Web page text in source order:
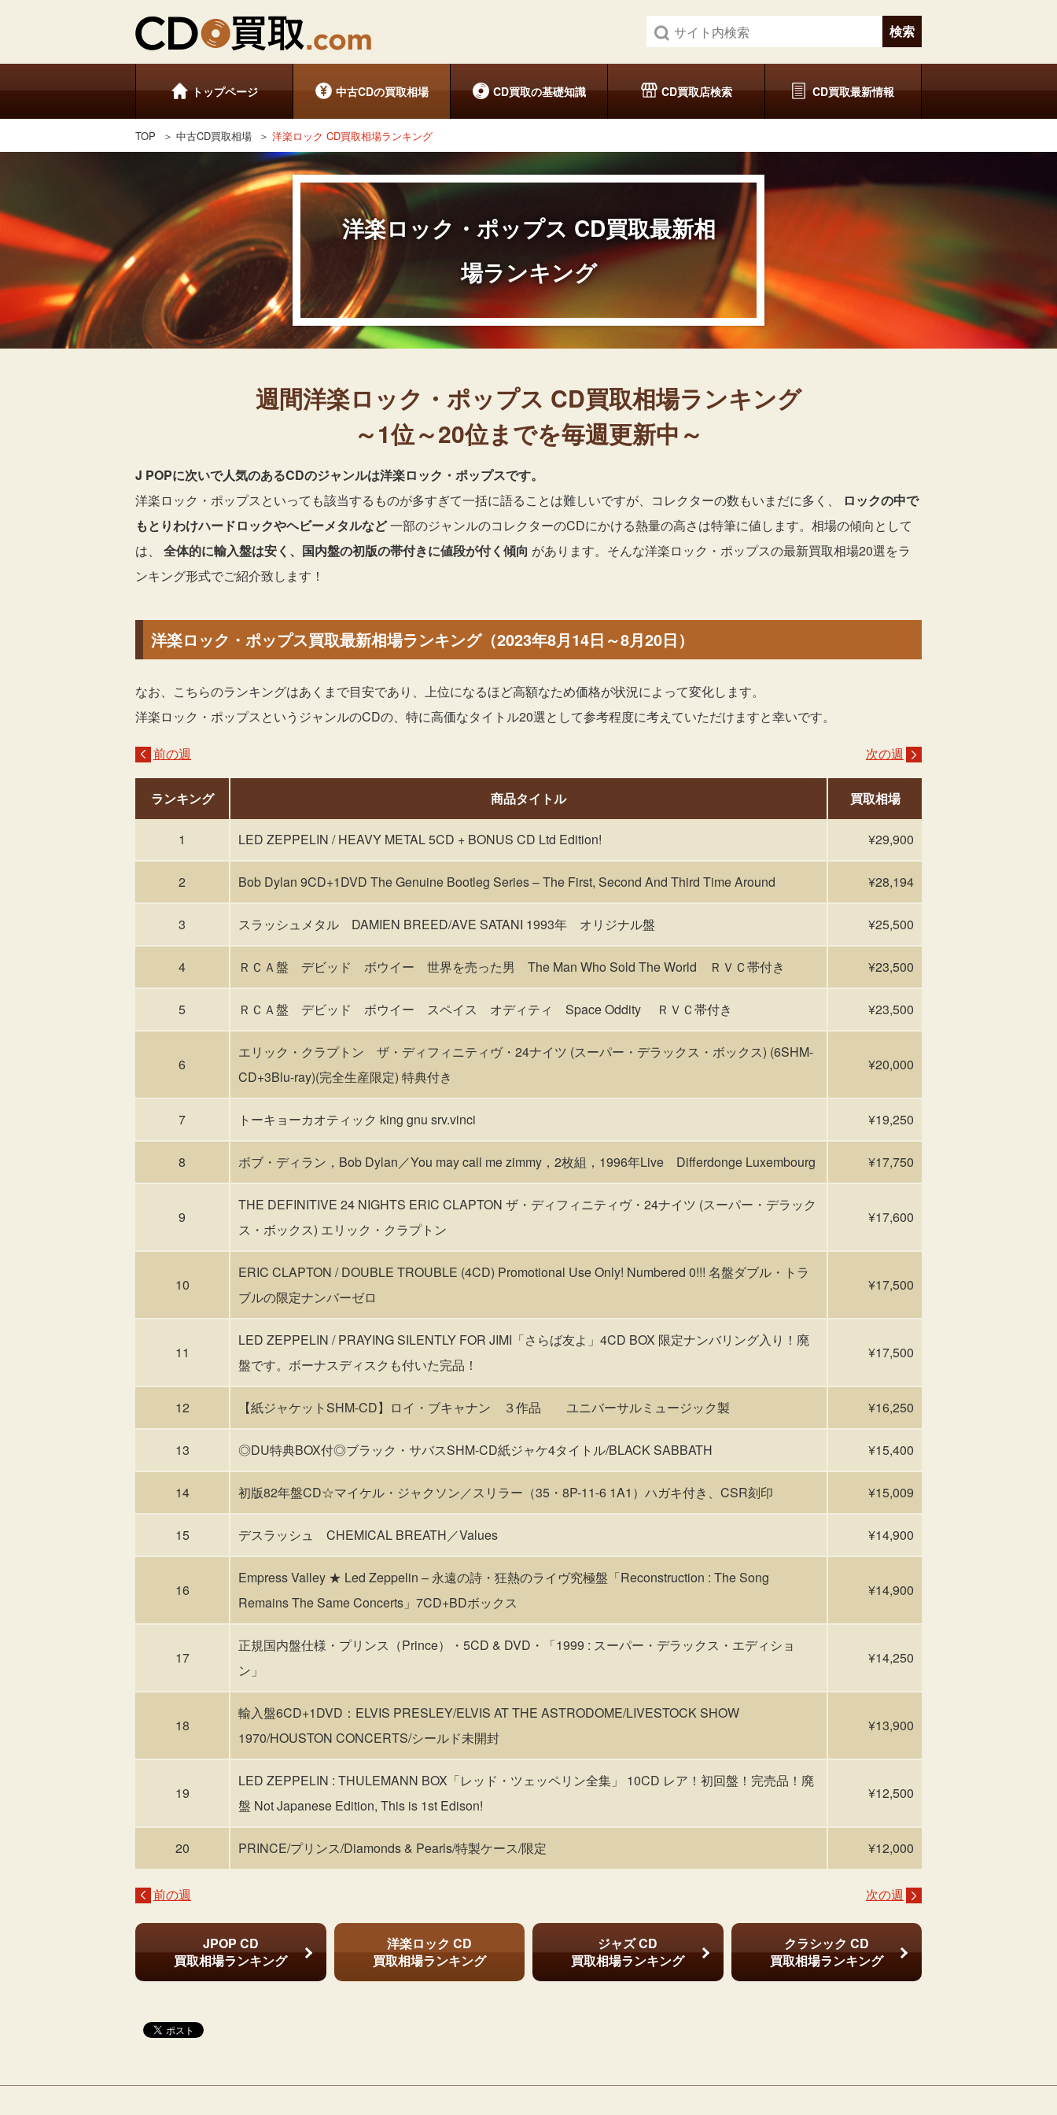
トップページ 中古CDの買取相場 CD買取の基礎知識 CD買取店検索 CD買取最新情報
TOP 中古CD買取相場 洋楽ロック CD買取相場ランキング
洋楽ロック・ポップス CD買取最新相
場ランキング
週間洋楽ロック・ポップス CD買取相場ランキング
～1位～20位までを毎週更新中～
J POPに次いで人気のあるCDのジャンルは洋楽ロック・ポップスです。
洋楽ロック・ポップスといっても該当するものが多すぎて一括に語ることは難しいですが、コレクターの数もいまだに多く、
ロックの中で
もとりわけハードロックやヘビーメタルなど一部のジャンルのコレクターのCDにかける熱量の高さは特筆に値します。相場の傾向として
は、
全体的に輸入盤は安く、国内盤の初版の帯付きに値段が付く傾向 があります。そんな洋楽ロック・ポップスの最新買取相場20選をラ
ンキング形式でご紹介致します！
洋楽ロック・ポップス買取最新相場ランキング（2023年8月14日～8月20日）
なお、こちらのランキングはあくまで目安であり、上位になるほど高額なため価格が状況によって変化します。
洋楽ロック・ポップスというジャンルのCDの、特に高価なタイトル20選として参考程度に考えていただけますと幸いです。
前の週 次の週
ランキング 商品タイトル 買取相場
1 LED ZEPPELIN / HEAVY METAL 5CD + BONUS CD Ltd Edition! ¥29,900
2 Bob Dylan 9CD+1DVD The Genuine Bootleg Series – The First, Second And Third Time Around ¥28,194
3 スラッシュメタル DAMIEN BREED/AVE SATANI 1993年 オリジナル盤 ¥25,500
4 ＲＣＡ盤 デビッド ボウイー 世界を売った男 The Man Who Sold The World ＲＶＣ帯付き ¥23,500
5 ＲＣＡ盤 デビッド ボウイー スペイス オディティ Space Oddity ＲＶＣ帯付き ¥23,500
6
エリック・クラプトン ザ・ディフィニティヴ・24ナイツ (スーパー・デラックス・ボックス) (6SHM-
CD+3Blu-ray)(完全生産限定) 特典付き
¥20,000
7 トーキョーカオティック king gnu srv.vinci ¥19,250
8 ボブ・ディラン，Bob Dylan／You may call me zimmy，2枚組，1996年Live Differdonge Luxembourg ¥17,750
9
THE DEFINITIVE 24 NIGHTS ERIC CLAPTON ザ・ディフィニティヴ・24ナイツ (スーパー・デラック
ス・ボックス) エリック・クラプトン
¥17,600
10
ERIC CLAPTON / DOUBLE TROUBLE (4CD) Promotional Use Only! Numbered 0!!! 名盤ダブル・トラ
ブルの限定ナンバーゼロ
¥17,500
11
LED ZEPPELIN / PRAYING SILENTLY FOR JIMI「さらば友よ」4CD BOX 限定ナンバリング入り！廃
盤です。ボーナスディスクも付いた完品！
¥17,500
12 【紙ジャケットSHM-CD】ロイ・ブキャナン ３作品 ユニバーサルミュージック製 ¥16,250
13 ◎DU特典BOX付◎ブラック・サバスSHM-CD紙ジャケ4タイトル/BLACK SABBATH ¥15,400
14 初版82年盤CD☆マイケル・ジャクソン／スリラー（35・8P-11-6 1A1）ハガキ付き、CSR刻印 ¥15,009
15 デスラッシュ CHEMICAL BREATH／Values ¥14,900
16
Empress Valley ★ Led Zeppelin – 永遠の詩・狂熱のライヴ究極盤「Reconstruction : The Song
Remains The Same Concerts」7CD+BDボックス
¥14,900
17
正規国内盤仕様・プリンス（Prince）・5CD & DVD・「1999 : スーパー・デラックス・エディショ
ン」
¥14,250
18
輸入盤6CD+1DVD：ELVIS PRESLEY/ELVIS AT THE ASTRODOME/LIVESTOCK SHOW
1970/HOUSTON CONCERTS/シールド未開封
¥13,900
19
LED ZEPPELIN : THULEMANN BOX「レッド・ツェッペリン全集」 10CD レア！初回盤！完売品！廃
盤 Not Japanese Edition, This is 1st Edison!
¥12,500
20 PRINCE/プリンス/Diamonds & Pearls/特製ケース/限定 ¥12,000
前の週 次の週
JPOP CD
買取相場ランキング
洋楽ロック CD
買取相場ランキング
ジャズ CD
買取相場ランキング
クラシック CD
買取相場ランキング